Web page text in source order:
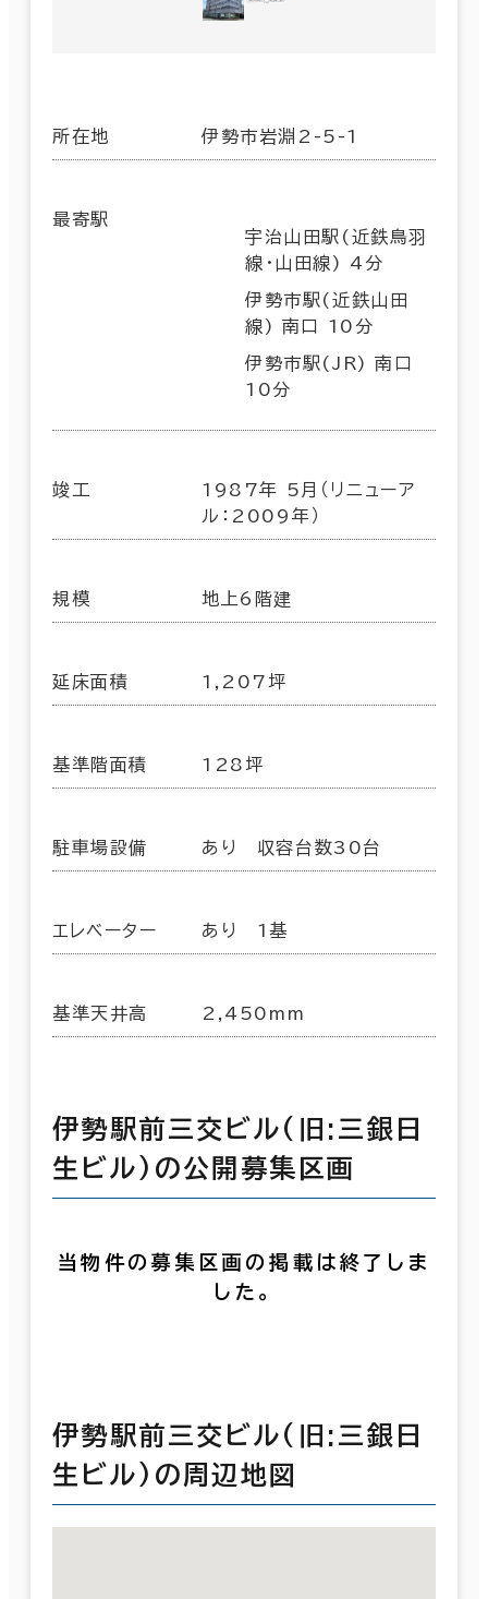
所在地 伊勢市岩淵2-5-1
最寄駅
宇治山田駅(近鉄鳥羽
線･山田線) 4分
伊勢市駅(近鉄山田
線) 南口 10分
伊勢市駅(JR) 南口
10分
竣工
1987年 5月（リニューア
ル：2009年）
規模 地上6階建
延床面積 1,207坪
基準階面積 128坪
駐車場設備 あり 収容台数30台
エレベーター あり 1基
基準天井高 2,450mm
伊勢駅前三交ビル(旧:三銀日
生ビル)の公開募集区画
当物件の募集区画の掲載は終了しま
した。
伊勢駅前三交ビル(旧:三銀日
生ビル)の周辺地図